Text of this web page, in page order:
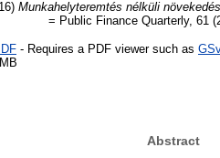
Munkahelyteremtés nélküli
= Public Finance Quarterly, 61
- Requires a PDF viewer such as
Abstract